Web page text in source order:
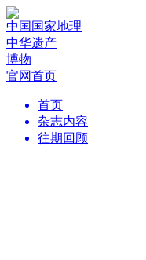
中国国家地理
中华遗产
博物
官网首页
首页
杂志内容
往期回顾